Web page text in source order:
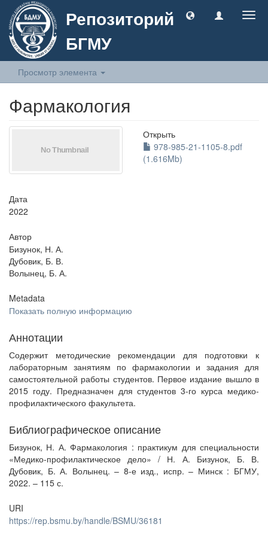
Репозиторий
БГМУ
Просмотр элемента
Фармакология
Открыть
978-985-21-1105-8.pdf
(1.616Mb)
Дата
2022
Автор
Бизунок, Н. А.
Дубовик, Б. В.
Волынец, Б. А.
Metadata
Показать полную информацию
Аннотации
Содержит методические рекомендации для подготовки к
лабораторным занятиям по фармакологии и задания для
самостоятельной работы студентов. Первое издание вышло в
2015 году. Предназначен для студентов 3-го курса медико-
профилактического факультета.
Библиографическое описание
Бизунок, Н. А. Фармакология : практикум для специальности
«Медико-профилактическое дело» / Н. А. Бизунок, Б. В.
Дубовик, Б. А. Волынец. – 8-е изд., испр. – Минск : БГМУ,
2022. – 115 с.
URI
https://rep.bsmu.by/handle/BSMU/36181